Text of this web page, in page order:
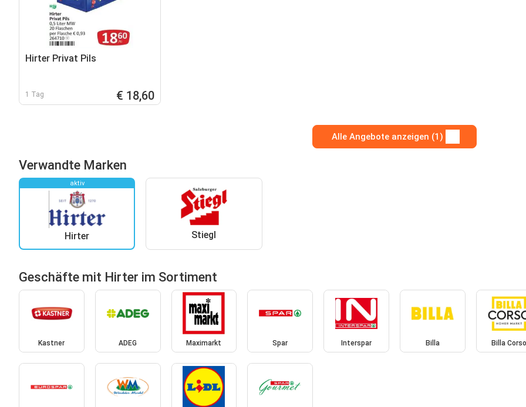
Hirter Privat Pils
1 Tag € 18,60
Alle Angebote anzeigen (1)
Verwandte Marken
aktiv
Hirter Stiegl
Geschäfte mit Hirter im Sortiment
Kastner ADEG Maximarkt Spar Interspar Billa Billa Corso